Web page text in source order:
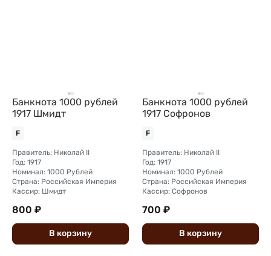
Банкнота 1000 рублей
1917 Шмидт
F
Правитель: Николай II
Год: 1917
Номинал: 1000 Рублей
Страна: Российская Империя
Кассир: Шмидт
800 ₽
В корзину
Банкнота 1000 рублей
1917 Софронов
F
Правитель: Николай II
Год: 1917
Номинал: 1000 Рублей
Страна: Российская Империя
Кассир: Софронов
700 ₽
В корзину